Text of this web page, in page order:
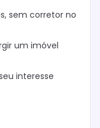
sem corretor no
um imóvel
interesse